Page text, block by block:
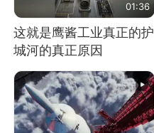
01:36
这就是鹰酱工业真正的护
城河的真正原因